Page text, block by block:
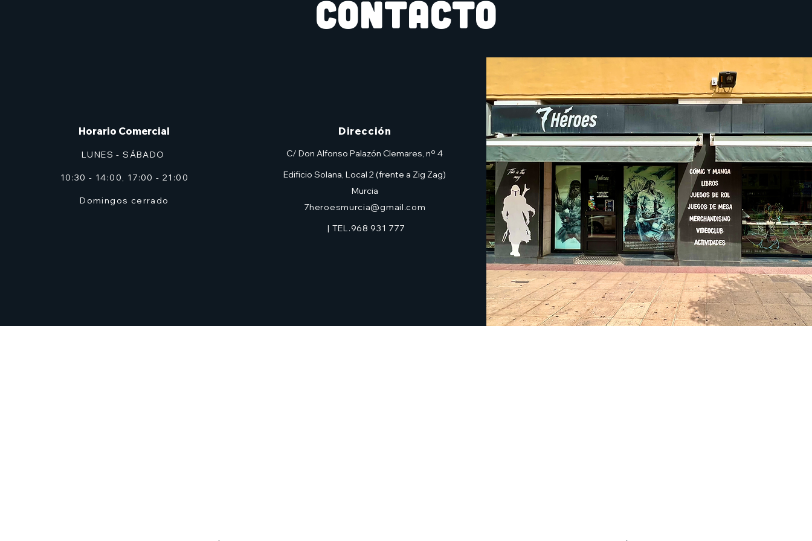
CONTACTO
Horario Comercial
LUNES - SÁBADO
10:30 - 14:00, 17:00 - 21:00
Domingos cerrado
Dirección
C/ Don Alfonso Palazón Clemares, nº 4
Edificio Solana, Local 2 (frente a Zig Zag)
Murcia
7heroesmurcia@gmail.com
| TEL.968 931 777